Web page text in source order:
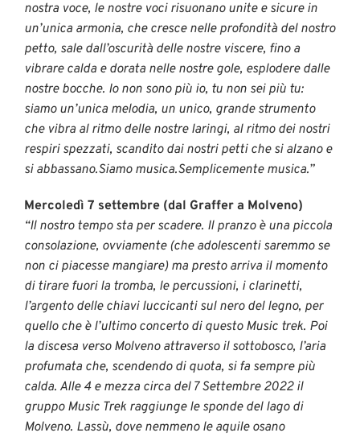
nostra voce, le nostre voci risuonano unite e sicure in
un’unica armonia, che cresce nelle profondità del nostro
petto, sale dall’oscurità delle nostre viscere, fino a
vibrare calda e dorata nelle nostre gole, esplodere dalle
nostre bocche. Io non sono più io, tu non sei più tu:
siamo un’unica melodia, un unico, grande strumento
che vibra al ritmo delle nostre laringi, al ritmo dei nostri
respiri spezzati, scandito dai nostri petti che si alzano e
si abbassano.Siamo musica.Semplicemente musica.”
Mercoledì 7 settembre (dal Graffer a Molveno)
“Il nostro tempo sta per scadere. Il pranzo è una piccola
consolazione, ovviamente (che adolescenti saremmo se
non ci piacesse mangiare) ma presto arriva il momento
di tirare fuori la tromba, le percussioni, i clarinetti,
l’argento delle chiavi luccicanti sul nero del legno, per
quello che è l’ultimo concerto di questo Music trek. Poi
la discesa verso Molveno attraverso il sottobosco, l’aria
profumata che, scendendo di quota, si fa sempre più
calda. Alle 4 e mezza circa del 7 Settembre 2022 il
gruppo Music Trek raggiunge le sponde del lago di
Molveno. Lassù, dove nemmeno le aquile osano